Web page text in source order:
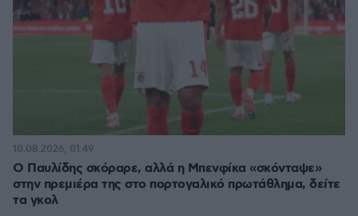
Ο Παυλίδης σκόραρε, αλλά η Μπενφίκα «σκόνταψε»
στην πρεμιέρα της στο πορτογαλικό πρωτάθλημα, δείτε
τα γκολ
10.08.2026, 01:49